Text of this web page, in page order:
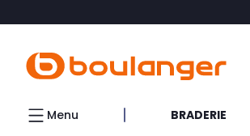
Menu BRADERIE